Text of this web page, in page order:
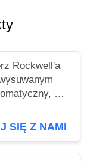
Rockwell'a
do
i
SIĘ Z NAMI